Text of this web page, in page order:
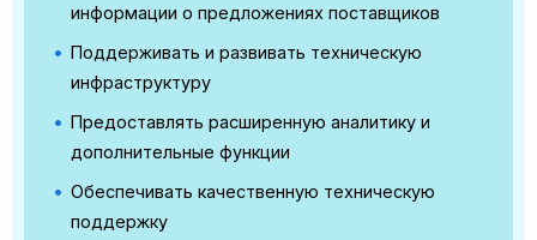
информации о предложениях поставщиков
Поддерживать и развивать техническую
инфраструктуру
Предоставлять расширенную аналитику и
дополнительные функции
Обеспечивать качественную техническую
поддержку